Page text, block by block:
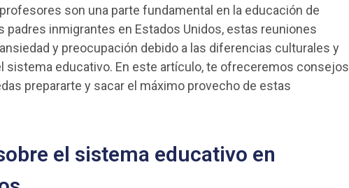
son una parte fundamental en la educación de
padres inmigrantes en Estados Unidos, estas reuniones
y preocupación debido a las diferencias culturales y
sistema educativo. En este artículo, te ofreceremos consejos
prepararte y sacar el máximo provecho de estas
el sistema educativo en